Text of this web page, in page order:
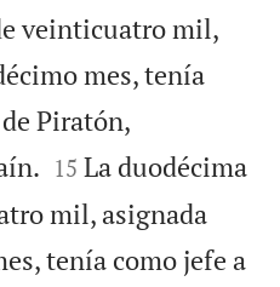
veinticuatro mil,
mes, tenía
Piratón,


15 La duodécima
mil, asignada
tenía como jefe a